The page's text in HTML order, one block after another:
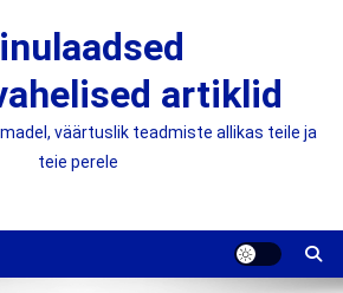
artiklid
väärtuslik teadmiste allikas teile ja
teie perele